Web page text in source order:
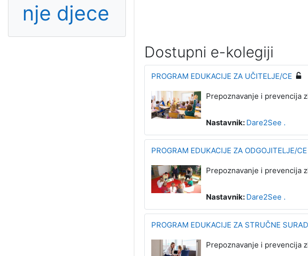
Dostupni e-kolegiji
PROGRAM EDUKACIJE ZA UČITELJE/CE
Prepoznavanje i prevencija
Nastavnik: Dare2See .
PROGRAM EDUKACIJE ZA ODGOJITELJE/CE
Prepoznavanje i prevencija
Nastavnik: Dare2See .
PROGRAM EDUKACIJE ZA STRUČNE
Prepoznavanje i prevencija
nje djece